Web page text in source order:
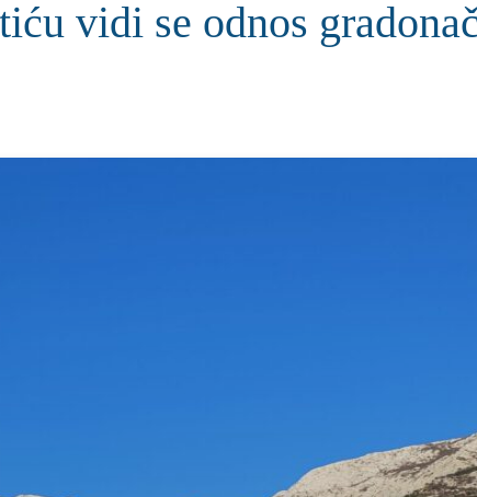
vidi se odnos